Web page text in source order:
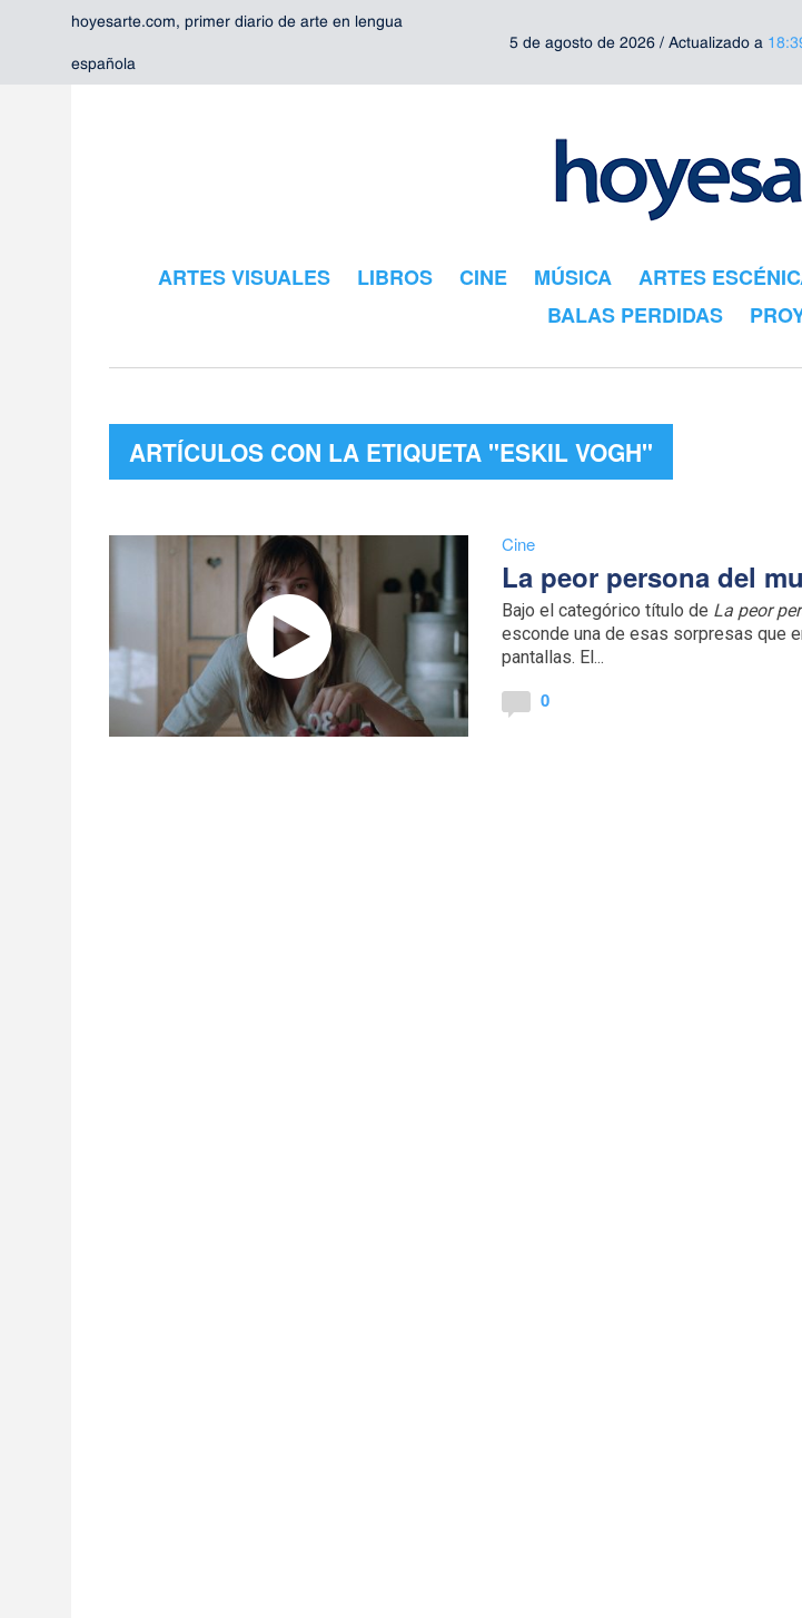
hoyesarte.com, primer diario de arte en lengua
española
5 de agosto de 2026 / Actualizado a
ARTES VISUALES LIBROS CINE MÚSICA ARTES
BALAS PERDIDAS
ARTÍCULOS CON LA ETIQUETA "ESKIL VOGH"
Cine
La peor persona del
Bajo el categórico título de La peor
esconde una de esas sorpresas que
pantallas. El...
0